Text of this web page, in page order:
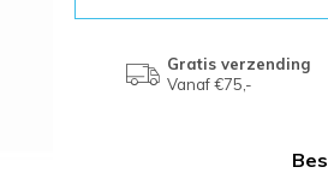
Gratis verzending
Vanaf €75,-